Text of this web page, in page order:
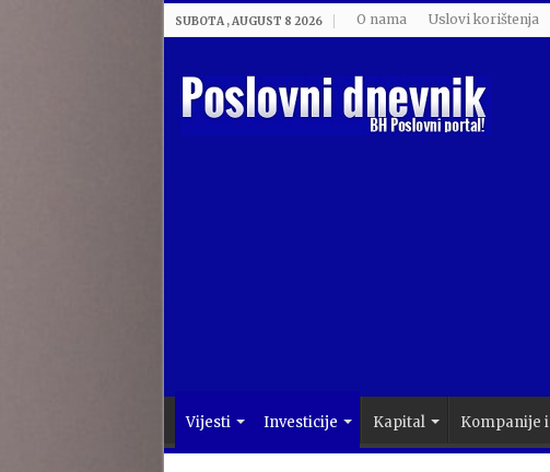
SUBOTA , AUGUST 8 2026 O nama Uslovi korištenja
Vijesti Investicije Kapital Kompanije